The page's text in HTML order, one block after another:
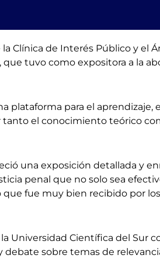
Clínica de Interés Público y el
tuvo como expositora a la
plataforma para el
el conocimiento teórico
una exposición detallada y
penal que no solo sea
fue muy bien recibido por
Universidad Científica del Sur
sobre temas de